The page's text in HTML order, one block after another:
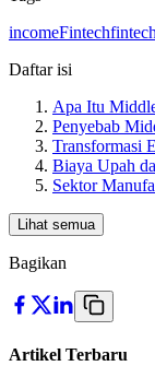
incomeFintech
Daftar isi
Apa Itu
Penyebab
Transformasi
Biaya Upah
Sektor
Lihat semua
Bagikan
Artikel Terbaru